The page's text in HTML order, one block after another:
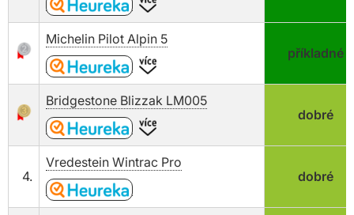
Michelin Pilot Alpin 5
příkladné
Bridgestone Blizzak LM005
dobré
4.
Vredestein Wintrac Pro
dobré